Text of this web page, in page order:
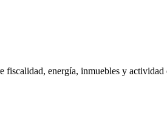
energía, inmuebles y